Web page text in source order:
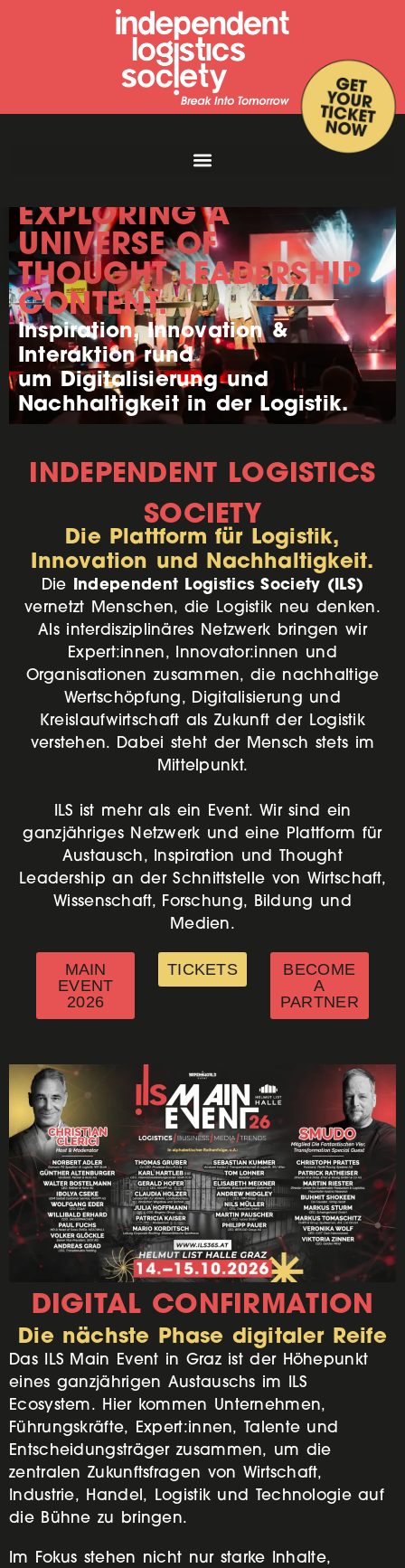
EXPLORING A
UNIVERSE OF
THOUGHT LEADERSHIP
CONTENT.
Inspiration, Innovation &
Interaktion rund
um Digitalisierung und
Nachhaltigkeit in der Logistik.
INDEPENDENT LOGISTICS
SOCIETY
Die Plattform für Logistik,
Innovation und Nachhaltigkeit.
Die Independent Logistics Society (ILS)
vernetzt Menschen, die Logistik neu denken.
Als interdisziplinäres Netzwerk bringen wir
Expert:innen, Innovator:innen und
Organisationen zusammen, die nachhaltige
Wertschöpfung, Digitalisierung und
Kreislaufwirtschaft als Zukunft der Logistik
verstehen. Dabei steht der Mensch stets im
Mittelpunkt.
ILS ist mehr als ein Event. Wir sind ein
ganzjähriges Netzwerk und eine Plattform für
Austausch, Inspiration und Thought
Leadership an der Schnittstelle von Wirtschaft,
Wissenschaft, Forschung, Bildung und
Medien.
MAIN
EVENT
2026
TICKETS
BECOME
A
PARTNER
DIGITAL CONFIRMATION
Die nächste Phase digitaler Reife
Das ILS Main Event in Graz ist der Höhepunkt
eines ganzjährigen Austauschs im ILS
Ecosystem. Hier kommen Unternehmen,
Führungskräfte, Expert:innen, Talente und
Entscheidungsträger zusammen, um die
zentralen Zukunftsfragen von Wirtschaft,
Industrie, Handel, Logistik und Technologie auf
die Bühne zu bringen.
Im Fokus stehen nicht nur starke Inhalte,